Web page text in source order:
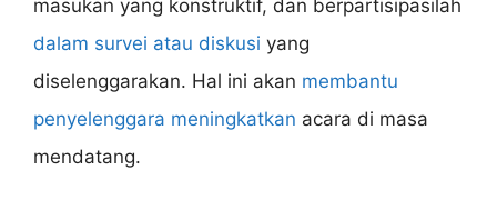
masukan yang konstruktif, dan berpartisipasilah
dalam survei atau diskusi yang
diselenggarakan. Hal ini akan membantu
penyelenggara meningkatkan acara di masa
mendatang.